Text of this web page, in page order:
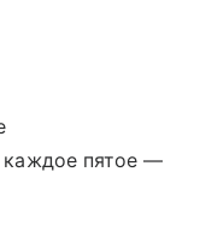
каждое пятое —